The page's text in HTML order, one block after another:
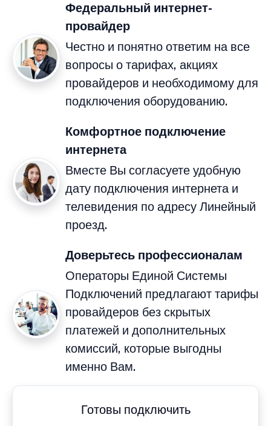
Федеральный интернет-
провайдер
Честно и понятно ответим на все
вопросы о тарифах, акциях
провайдеров и необходимому для
подключения оборудованию.
Комфортное подключение
интернета
Вместе Вы согласуете удобную
дату подключения интернета и
телевидения по адресу Линейный
проезд.
Доверьтесь профессионалам
Операторы Единой Системы
Подключений предлагают тарифы
провайдеров без скрытых
платежей и дополнительных
комиссий, которые выгодны
именно Вам.
Готовы подключить